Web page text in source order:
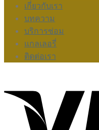
เกี่ยวกับเรา
บทความ
บริการซ่อม
แกลเลอรี่
ติดต่อเรา